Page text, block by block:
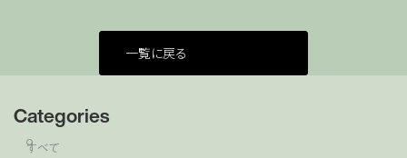
Categories
すべて
一覧に戻る